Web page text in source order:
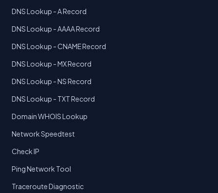
DNS Lookup - A Record
DNS Lookup - AAAA Record
DNS Lookup - CNAME Record
DNS Lookup - MX Record
DNS Lookup - NS Record
DNS Lookup - TXT Record
Domain WHOIS Lookup
Network Speedtest
Check IP
Ping Network Tool
Traceroute Diagnostic